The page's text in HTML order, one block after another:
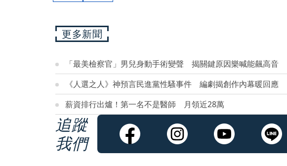
更多新聞
「最美檢察官」男兒身動手術變聲 揭關鍵原因樂喊能飆高音
《人選之人》神預言民進黨性騷事件 編劇揭創作內幕暖回應
薪資排行出爐！第一名不是醫師 月領近28萬
追蹤
我們